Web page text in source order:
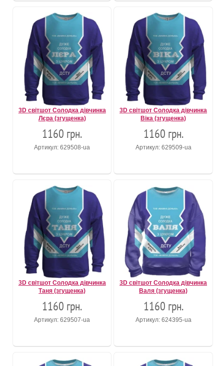
3D світшот Солодка дівчинка
Лєра (згущенка)
1160 грн.
Артикул: 629508-ua
3D світшот Солодка дівчинка
Віка (згущенка)
1160 грн.
Артикул: 629509-ua
3D світшот Солодка дівчинка
Таня (згущенка)
1160 грн.
Артикул: 629507-ua
3D світшот Солодка дівчинка
Валя (згущенка)
1160 грн.
Артикул: 624395-ua